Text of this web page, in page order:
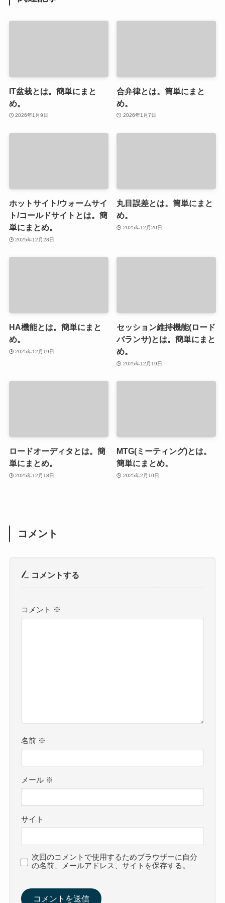
IT盆栽とは。簡単にまと
め。
2026年1月9日
合弁律とは。簡単にまと
め。
2026年1月7日
ホットサイト/ウォームサイ
ト/コールドサイトとは。簡
単にまとめ。
2025年12月28日
丸目誤差とは。簡単にまと
め。
2025年12月20日
HA機能とは。簡単にまと
め。
2025年12月19日
セッション維持機能(ロード
バランサ)とは。簡単にまと
め。
2025年12月19日
ロードオーディタとは。簡
単にまとめ。
2025年12月18日
MTG(ミーティング)とは。
簡単にまとめ。
2025年2月10日
コメント
コメントする
コメント ※
名前 ※
メール ※
サイト
次回のコメントで使用するためブラウザーに自分
の名前、メールアドレス、サイトを保存する。